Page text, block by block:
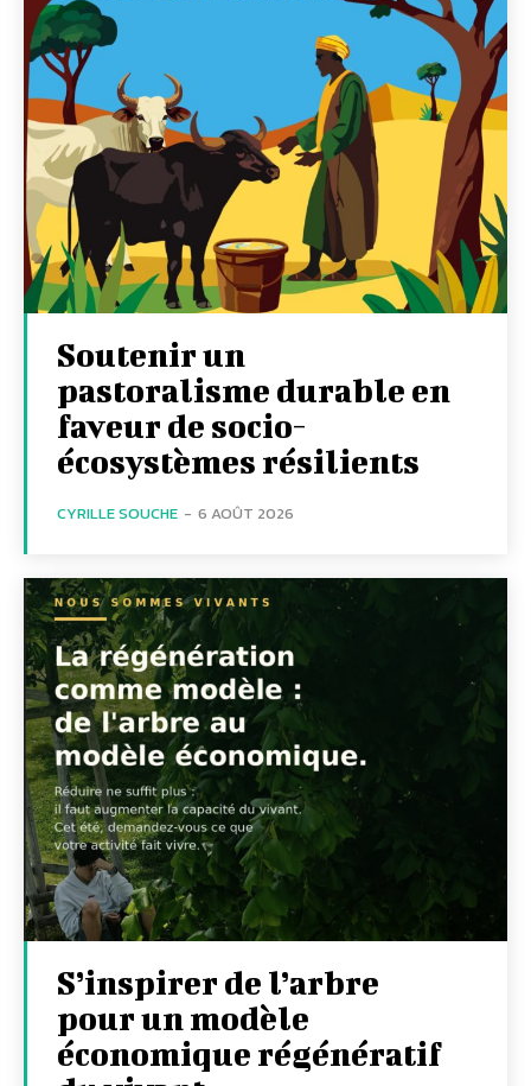
Soutenir un
pastoralisme durable en
faveur de socio-
écosystèmes résilients
CYRILLE SOUCHE - 6 AOÛT 2026
S’inspirer de l’arbre
pour un modèle
économique régénératif